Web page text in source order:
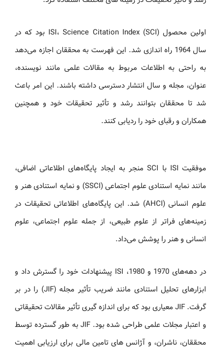
اولین محصول ISI، Science Citation Index (SCI) بود که در
سال 1964 راه اندازی شد. این فهرست به محققان اجازه می‌دهد
به راحتی به اطلاعات مربوط به مقالات علمی مانند نویسنده،
عنوان، مجله و سال انتشار دسترسی داشته باشند. این امر باعث
شد تا محققان بتوانند رشد و تأثیر تحقیقات خود و همچنین
همکاران و رقبای خود را ردیابی کنند.
موفقیت ISI با SCI منجر به ایجاد پایگاه‌های اطلاعاتی اضافی،
مانند نمایه استنادی علوم اجتماعی (SSCI) و نمایه استنادی هنر و
علوم انسانی (AHCI) شد. این پایگاه‌های اطلاعاتی تحقیقات در
زمینه‌های فراتر از علوم طبیعی، از جمله علوم اجتماعی، علوم
انسانی و هنر را پوشش می‌داد.
در دهه‌های 1970 و 1980، ISI پیشنهادات خود را گسترش داد و
ابزارهای تحلیل استنادی مانند ضریب تأثیر مجله (JIF) را در بر
گرفت. JIF معیاری بود که برای اندازه گیری تأثیر مقالات تحقیقاتی
و اعتبار مجلات علمی طراحی شده بود. JIF به طور گسترده توسط
محققان، ناشران، و آژانس های تامین مالی برای ارزیابی اهمیت